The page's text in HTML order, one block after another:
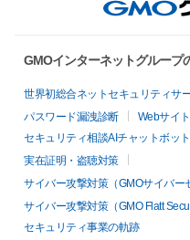
GMOインターネットグループ
世界初総合ネットセキュリティサ
パスワード漏洩診断
Webサイ
セキュリティ相談AIチャットボット
実在証明・盗聴対策
サイバー攻撃対策（GMOサイバー
サイバー攻撃対策（GMO Flatt
セキュリティ事業の軌跡